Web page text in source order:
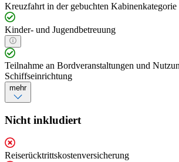
Kreuzfahrt in der gebuchten Kabinenkategorie
Kinder- und Jugendbetreuung
Teilnahme an Bordveranstaltungen und
Schiffseinrichtung
mehr
Nicht inkludiert
Reiserücktrittskostenversicherung